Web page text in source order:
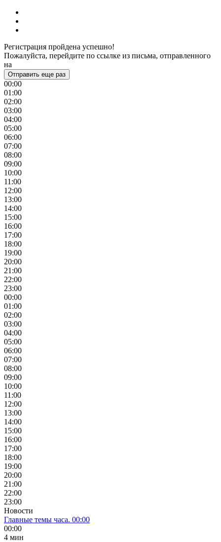
Регистрация пройдена успешно!
Пожалуйста, перейдите по ссылке из письма, отправленного
на
Отправить еще раз
00:00
01:00
02:00
03:00
04:00
05:00
06:00
07:00
08:00
09:00
10:00
11:00
12:00
13:00
14:00
15:00
16:00
17:00
18:00
19:00
20:00
21:00
22:00
23:00
00:00
01:00
02:00
03:00
04:00
05:00
06:00
07:00
08:00
09:00
10:00
11:00
12:00
13:00
14:00
15:00
16:00
17:00
18:00
19:00
20:00
21:00
22:00
23:00
Новости
Главные темы часа. 00:00
00:00
4 мин